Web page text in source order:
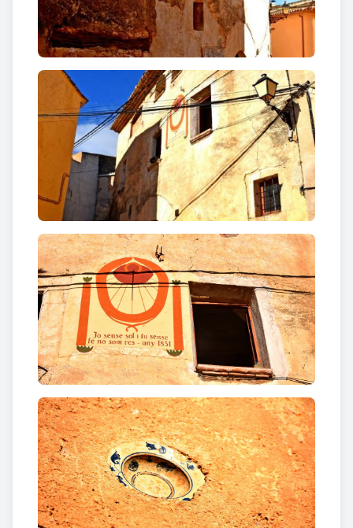
posant de manifest les inquietuds dels seus
habitants tant a l’arquitectura dels seus habitatges
com en elements comunals.